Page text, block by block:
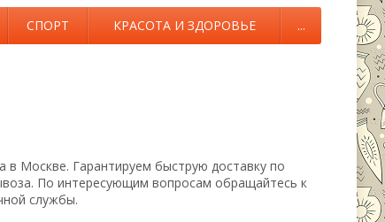
СПОРТ КРАСОТА И ЗДОРОВЬЕ ...
в Москве. Гарантируем быструю доставку по
По интересующим вопросам обращайтесь к
службы.